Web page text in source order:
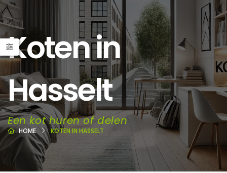
Koten in
Hasselt
Een kot huren of delen
HOME KOTEN IN HASSELT